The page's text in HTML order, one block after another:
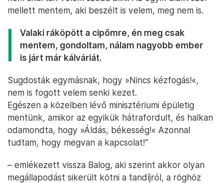
mellett mentem, aki beszélt is velem, meg nem is.
Valaki ráköpött a cipőmre, én meg csak
mentem, gondoltam, nálam nagyobb ember
is járt már kálváriát.
Sugdosták egymásnak, hogy »Nincs kézfogás!«️,
nem is fogott velem senki kezet.
Egészen a közelben lévő minisztériumi épületig
mentünk, amikor az egyikük hátrafordult, és halkan
odamondta, hogy »Áldás, békesség!«️ Azonnal
tudtam, hogy megvan a kapcsolat!”
– emlékezett vissza Balog, aki szerint akkor olyan
megállapodást sikerült kötni a tandíjról, a röghöz